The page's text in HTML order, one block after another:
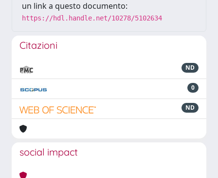
un link a questo documento:
https://hdl.handle.net/10278/5102634
Citazioni
ND
0
ND
social impact